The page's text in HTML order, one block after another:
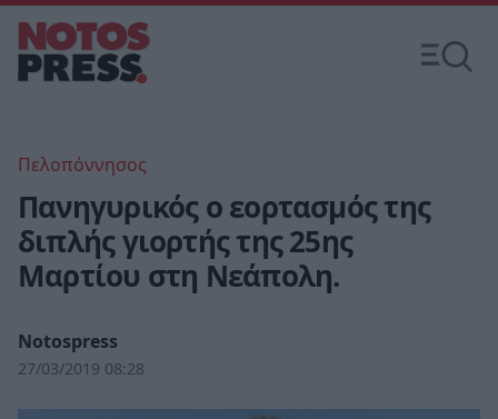
Πελοπόννησος
Πανηγυρικός ο εορτασμός της
διπλής γιορτής της 25ης
Μαρτίου στη Νεάπολη.
Notospress
27/03/2019 08:28